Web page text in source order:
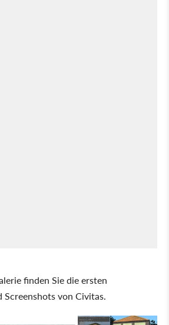
finden Sie die ersten
Screenshots von Civitas.